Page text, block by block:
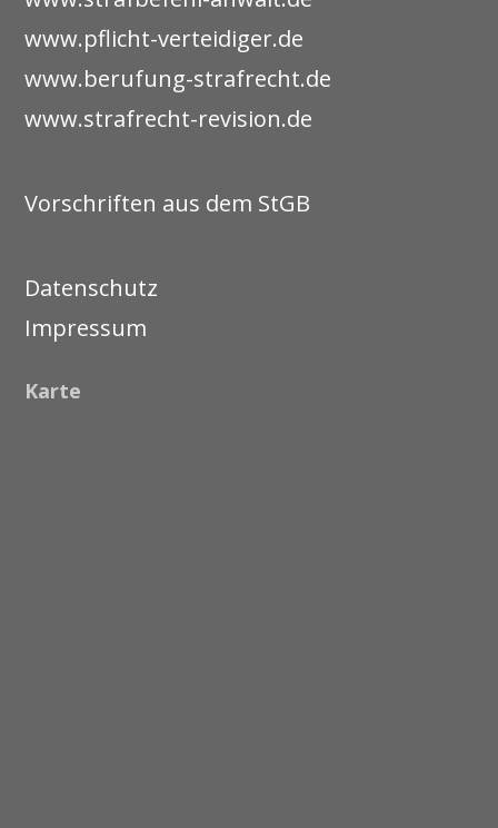
www.pflicht-verteidiger.de
www.berufung-strafrecht.de
www.strafrecht-revision.de
Vorschriften aus dem StGB
Datenschutz
Impressum
Karte